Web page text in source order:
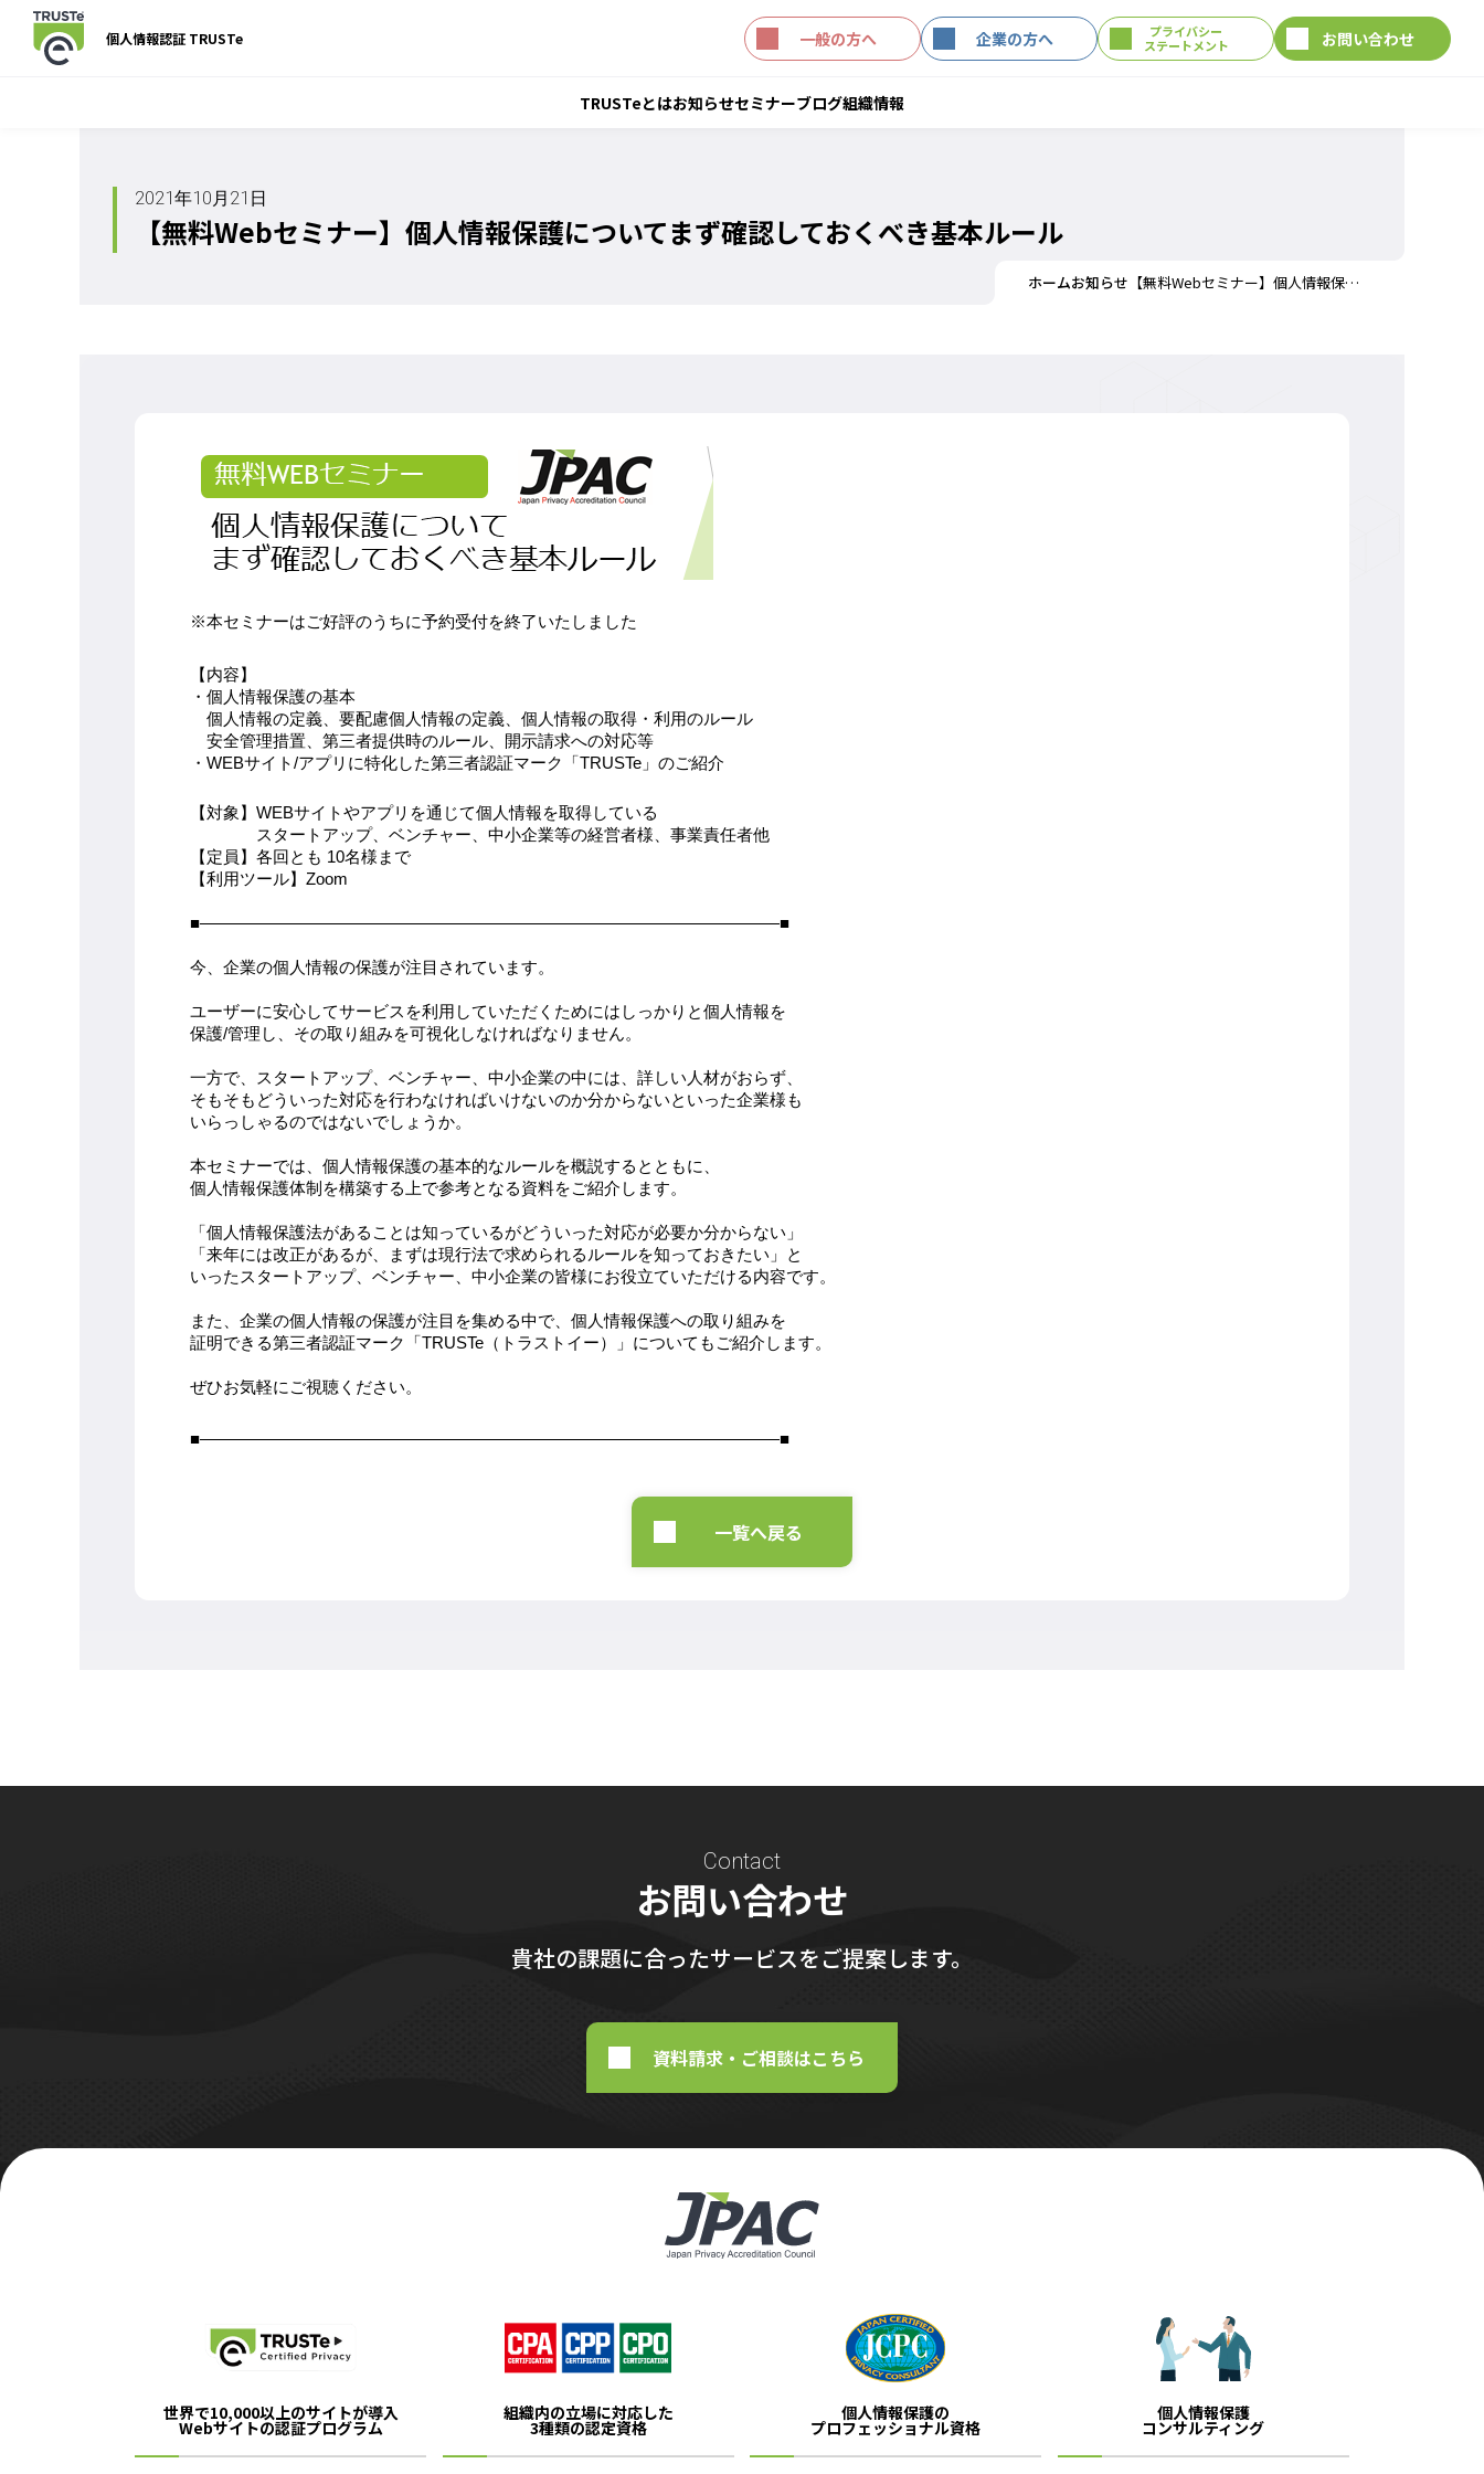
個人情報認証 TRUSTe 一般の方へ 企業の方へ
プライバシー
ステートメント
お問い合わせ
TRUSTeとはお知らせセミナーブログ組織情報
2021年10月21日
【無料Webセミナー】個人情報保護についてまず確認しておくべき基本ルール
ホームお知らせ 【無料Webセミナー】個人情報保護についてまず確認しておくべき基本ルール
※本セミナーはご好評のうちに予約受付を終了いたしました
【内容】
・個人情報保護の基本
個人情報の定義、要配慮個人情報の定義、個人情報の取得・利用のルール
安全管理措置、第三者提供時のルール、開示請求への対応等
・WEBサイト/アプリに特化した第三者認証マーク「TRUSTe」のご紹介
【対象】WEBサイトやアプリを通じて個人情報を取得している
スタートアップ、ベンチャー、中小企業等の経営者様、事業責任者他
【定員】各回とも 10名様まで
【利用ツール】Zoom
■―――――――――――――――――――――――――――――――――――■
今、企業の個人情報の保護が注目されています。
ユーザーに安心してサービスを利用していただくためにはしっかりと個人情報を
保護/管理し、その取り組みを可視化しなければなりません。
一方で、スタートアップ、ベンチャー、中小企業の中には、詳しい人材がおらず、
そもそもどういった対応を行わなければいけないのか分からないといった企業様も
いらっしゃるのではないでしょうか。
本セミナーでは、個人情報保護の基本的なルールを概説するとともに、
個人情報保護体制を構築する上で参考となる資料をご紹介します。
「個人情報保護法があることは知っているがどういった対応が必要か分からない」
「来年には改正があるが、まずは現行法で求められるルールを知っておきたい」と
いったスタートアップ、ベンチャー、中小企業の皆様にお役立ていただける内容です。
また、企業の個人情報の保護が注目を集める中で、個人情報保護への取り組みを
証明できる第三者認証マーク「TRUSTe（トラストイー）」についてもご紹介します。
ぜひお気軽にご視聴ください。
■―――――――――――――――――――――――――――――――――――■
一覧へ戻る
Contact
お問い合わせ
貴社の課題に合ったサービスをご提案します。
資料請求・ご相談はこちら
世界で10,000以上のサイトが導入
Webサイトの認証プログラム
組織内の立場に対応した
3種類の認定資格
個人情報保護の
プロフェッショナル資格
個人情報保護
コンサルティング